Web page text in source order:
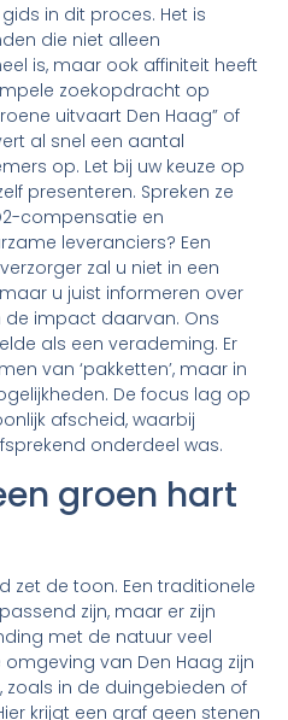
in dit proces. Het is
die niet alleen
is, maar ook affiniteit heeft
zoekopdracht op
uitvaart Den Haag” of
al snel een aantal
op. Let bij uw keuze op
presenteren. Spreken ze
compensatie en
leveranciers? Een
zal u niet in een
u juist informeren over
de impact daarvan. Ons
als een verademing. Er
van ‘pakketten’, maar in
De focus lag op
afscheid, waarbij
onderdeel was.
groen hart
zet de toon. Een traditionele
zijn, maar er zijn
met de natuur veel
van Den Haag zijn
in de duingebieden of
krijgt een graf geen stenen